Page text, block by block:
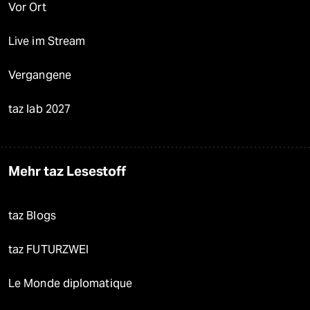
Vor Ort
Live im Stream
Vergangene
taz lab 2027
Mehr taz Lesestoff
taz Blogs
taz FUTURZWEI
Le Monde diplomatique